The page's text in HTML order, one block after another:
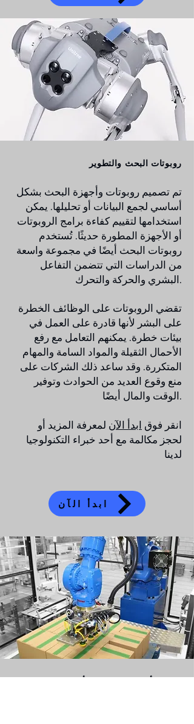
روبوتات البحث والتطوير
تم تصميم روبوتات وأجهزة البحث بشكل
أساسي لجمع البيانات أو تحليلها. يمكن
استخدامها لتقييم كفاءة برامج الروبوتات
أو الأجهزة المطورة حديثًا. تُستخدم
روبوتات البحث أيضًا في مجموعة واسعة
من الدراسات التي تتضمن التفاعل
البشري والحركة والتحرك.
تقضي الروبوتات على الوظائف الخطرة
على البشر لأنها قادرة على العمل في
بيئات خطرة. يمكنهم التعامل مع رفع
الأحمال الثقيلة والمواد السامة والمهام
المتكررة. وقد ساعد ذلك الشركات على
منع وقوع العديد من الحوادث وتوفير
الوقت والمال أيضًا.
انقر فوق ابدأ الآن لمعرفة المزيد أو
لحجز مكالمة مع أحد خبراء التكنولوجيا
لدينا
ابدأ الآن